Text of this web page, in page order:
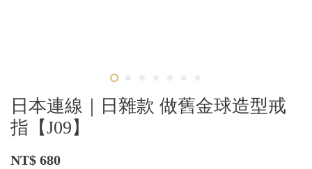
日本連線｜日雜款 做舊金球造型戒
指【J09】
NT$ 680